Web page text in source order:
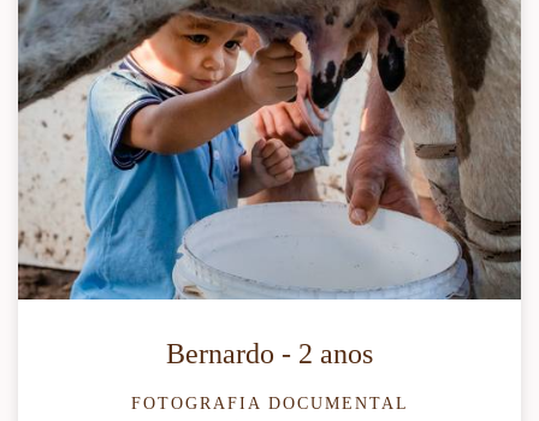
Bernardo - 2 anos
FOTOGRAFIA DOCUMENTAL